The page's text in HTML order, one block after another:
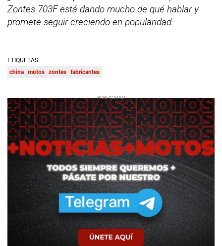
Zontes 703F está dando mucho de qué hablar y
promete seguir creciendo en popularidad.
ETIQUETAS:
china motos zontes fabricantes